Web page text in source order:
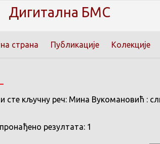
Дигитална БМС
страна Публикације Колекције
сте кључну реч: Мина Вукомановић :
резултата: 1